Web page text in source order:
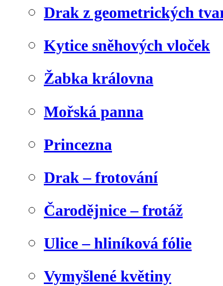
Drak z geometrických
Kytice sněhových vloček
Žabka královna
Mořská panna
Princezna
Drak – frotování
Čarodějnice – frotáž
Ulice – hliníková fólie
Vymyšlené květiny